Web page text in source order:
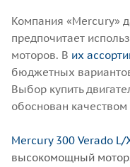
Компания «Mercury»
предпочитает
моторов. В их
бюджетных
Выбор купить
обоснован качеством
Mercury 300 Verado L/
высокомощный мотор.